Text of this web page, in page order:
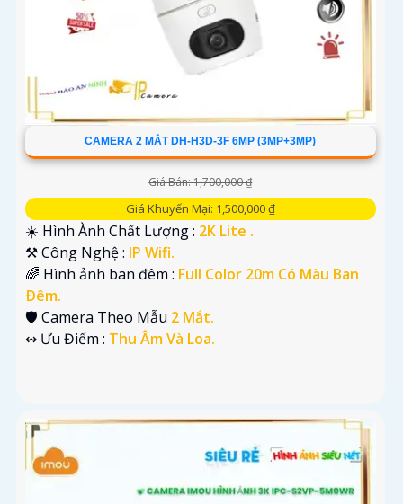
CAMERA 2 MẮT DH-H3D-3F 6MP (3MP+3MP)
Giá Bán: 1,700,000 ₫
Giá Khuyến Mại: 1,500,000 ₫
☀️ Hình Ành Chất Lượng : 2K Lite .
⚒ Công Nghệ : IP Wifi.
🌈 Hình ảnh ban đêm : Full Color 20m Có Màu Ban
Ðêm.
🛡 Camera Theo Mẫu 2 Mắt.
️↭ Ưu Điểm : Thu Âm Và Loa.